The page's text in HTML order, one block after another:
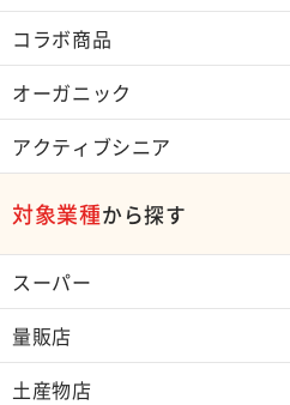
コラボ商品
オーガニック
アクティブシニア
対象業種から探す
スーパー
量販店
土産物店